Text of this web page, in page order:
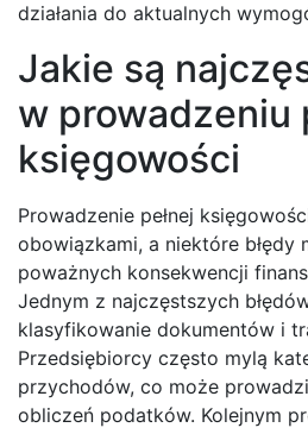
działania do aktualnych
Jakie są
w prowadzeniu
księgowości
Prowadzenie pełnej
obowiązkami, a niektóre błędy
poważnych konsekwencji
Jednym z najczęstszych
klasyfikowanie dokumentów i
Przedsiębiorcy często mylą
przychodów, co może
obliczeń podatków. Kolejnym